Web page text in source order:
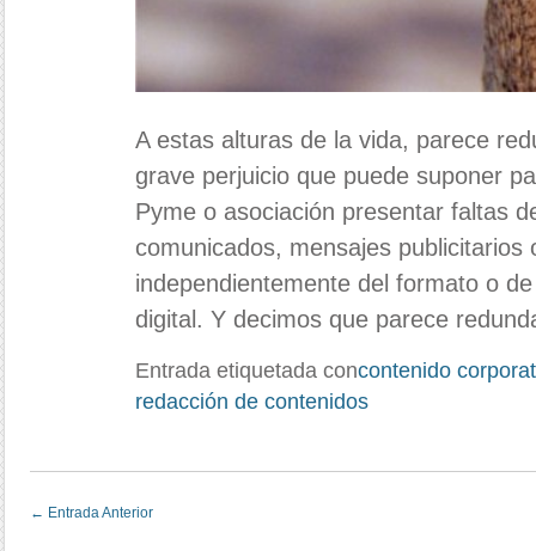
A estas alturas de la vida, parece
grave perjuicio que puede suponer
Pyme o asociación presentar faltas
comunicados, mensajes publicitarios
independientemente del formato o
digital. Y decimos que parece
Entrada etiquetada concontenido
redacción de contenidos
← Entrada Anterior